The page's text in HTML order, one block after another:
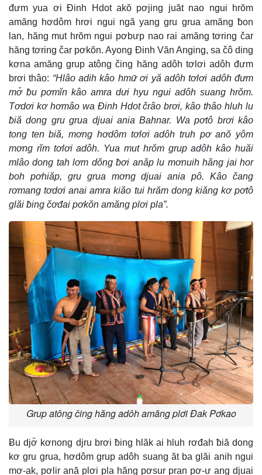
đưm yua ơi Đinh Hdot akŏ pơjing juăt nao ngui hrŏm
amăng hơdôm hrơi ngui ngă yang gru grua amăng ƀon
lan, hăng mut hrŏm ngui pơbưp nao rai amăng tơring čar
hăng tơring čar pơkŏn. Ayong Đinh Văn Anging, sa čô ding
kơna amăng grup atông čing hăng adôh tơlơi adôh đưm
brơi thâo: “Hlâo adih kâo hmư̆ ơi yă adôh tơlơi adôh đưm
mơ̆ ƀu pơmĭn kâo amra dưi hyu ngui adôh suang hrŏm.
Tơdơi kơ hơmâo wa Đinh Hdot črâo brơi, kâo thâo hluh lu
ƀiă dong gru grua djuai ania Bahnar. Wa pơtô brơi kâo
tong ten biă, mơng hơdôm tơlơi adôh truh pơ anŏ yôm
mơng rĭm tơlơi adôh. Yua mut hrŏm grup adôh kâo huăi
mlâo dong tah lơm dŏng ƀơi anăp lu mơnuih hăng jai hor
boh pơhiăp, gru grua mơng djuai ania pô. Kâo čang
rơmang tơdơi anai amra kiăo tui hrăm dong kiăng kơ pơtô
glăi ƀing čơđai pơkŏn amăng plơi pla”.
Grup atông čing hăng adôh amăng plơi Đak Pơkao
Ƀu djơ̆ kơnong djru brơi ƀing hlăk ai hluh rơđah ƀiă dong
kơ gru grua, hơdôm grup adôh suang ăt ba glăi anih ngui
mơ-ak, pơlir ană plơi pla hăng pơsur pran pơ-ư ang djuai